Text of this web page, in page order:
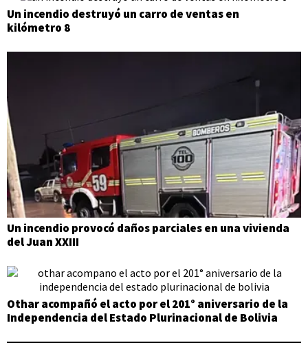
Un incendio destruyó un carro de ventas en
kilómetro 8
Un incendio provocó daños parciales en una vivienda
del Juan XXIII
Othar acompañó el acto por el 201° aniversario de la
Independencia del Estado Plurinacional de Bolivia